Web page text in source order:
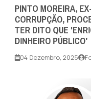
PINTO MOREIRA,
CORRUPÇÃO,
TER DITO QUE
DINHEIRO PÚBLICO'
04 Dezembro, 2025